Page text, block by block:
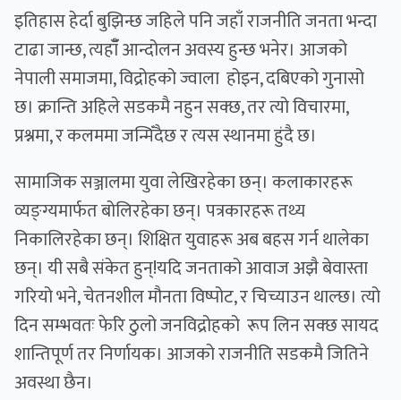
इतिहास हेर्दा बुझिन्छ जहिले पनि जहाँ राजनीति जनता भन्दा
टाढा जान्छ, त्यहाँँ आन्दोलन अवस्य हुन्छ भनेर। आजको
नेपाली समाजमा, विद्रोहको ज्वाला होइन, दबिएको गुनासो
छ। क्रान्ति अहिले सडकमै नहुन सक्छ, तर त्यो विचारमा,
प्रश्नमा, र कलममा जन्मिँदैछ र त्यस स्थानमा हुंदै छ।
सामाजिक सञ्जालमा युवा लेखिरहेका छन्। कलाकारहरू
व्यङ्ग्यमार्फत बोलिरहेका छन्। पत्रकारहरू तथ्य
निकालिरहेका छन्। शिक्षित युवाहरू अब बहस गर्न थालेका
छन्। यी सबै संकेत हुन्!यदि जनताको आवाज अझै बेवास्ता
गरियो भने, चेतनशील मौनता विष्पोट, र चिच्याउन थाल्छ। त्यो
दिन सम्भवतः फेरि ठुलो जनविद्रोहको रूप लिन सक्छ सायद
शान्तिपूर्ण तर निर्णायक। आजको राजनीति सडकमै जितिने
अवस्था छैन।